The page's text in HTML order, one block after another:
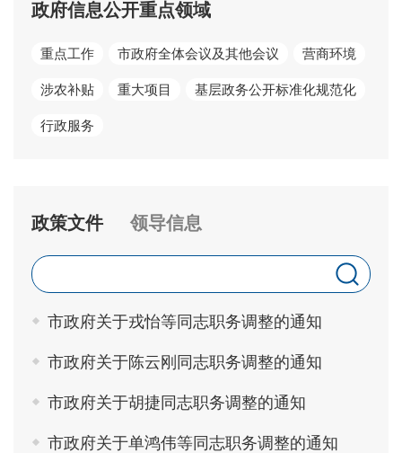
政府信息公开重点领域
重点工作 市政府全体会议及其他会议 营商环境
涉农补贴 重大项目 基层政务公开标准化规范化
行政服务
政策文件 领导信息
市政府关于戎怡等同志职务调整的通知
市政府关于陈云刚同志职务调整的通知
市政府关于胡捷同志职务调整的通知
市政府关于单鸿伟等同志职务调整的通知